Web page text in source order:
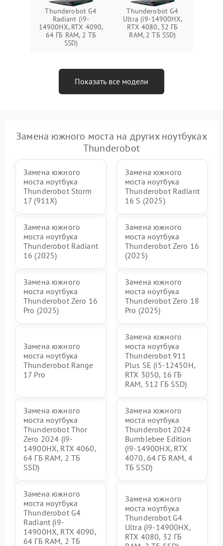
Thunderobot G4
Radiant (i9-
14900HX, RTX 4090,
64 ГБ RAM, 2 ТБ
SSD)
Thunderobot G4
Ultra (i9-14900HX,
RTX 4080, 32 ГБ
RAM, 2 ТБ SSD)
Показать все модели
Замена южного моста на других ноутбуках
Thunderobot
Замена южного
моста ноутбука
Thunderobot Storm
17 (911X)
Замена южного
моста ноутбука
Thunderobot Radiant
16 S (2025)
Замена южного
моста ноутбука
Thunderobot Radiant
16 (2025)
Замена южного
моста ноутбука
Thunderobot Zero 16
(2025)
Замена южного
моста ноутбука
Thunderobot Zero 16
Pro (2025)
Замена южного
моста ноутбука
Thunderobot Zero 18
Pro (2025)
Замена южного
моста ноутбука
Thunderobot Range
17 Pro
Замена южного
моста ноутбука
Thunderobot 911
Plus SE (i5-12450H,
RTX 3050, 16 ГБ
RAM, 512 ГБ SSD)
Замена южного
моста ноутбука
Thunderobot Thor
Zero 2024 (i9-
14900HX, RTX 4060,
64 ГБ RAM, 2 ТБ
SSD)
Замена южного
моста ноутбука
Thunderobot 2024
Bumblebee Edition
(i9-14900HX, RTX
4070, 64 ГБ RAM, 4
ТБ SSD)
Замена южного
моста ноутбука
Thunderobot G4
Radiant (i9-
14900HX, RTX 4090,
64 ГБ RAM, 2 ТБ
Замена южного
моста ноутбука
Thunderobot G4
Ultra (i9-14900HX,
RTX 4080, 32 ГБ